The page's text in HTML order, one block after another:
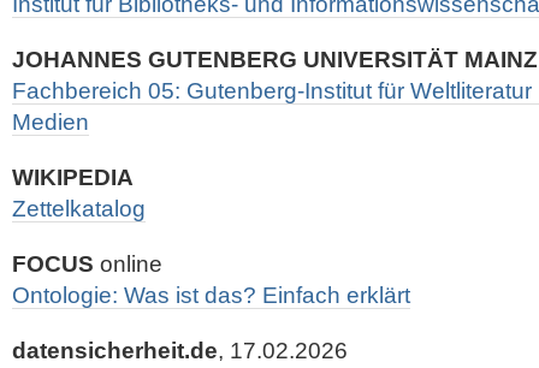
JOHANNES GUTENBERG UNIVERSITÄT
Fachbereich 05: Gutenberg-Institut für
Medien
WIKIPEDIA
Zettelkatalog
FOCUS online
Ontologie: Was ist das? Einfach erklärt
datensicherheit.de, 17.02.2026